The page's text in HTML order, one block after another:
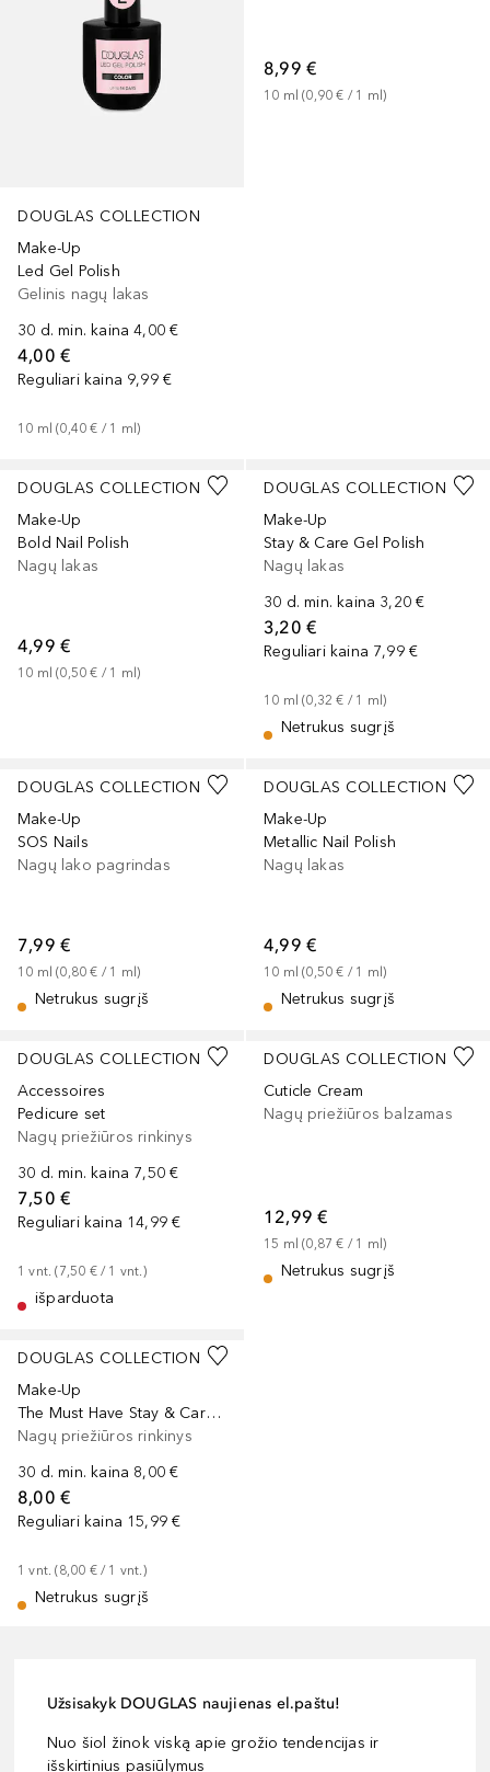
DOUGLAS COLLECTION
Make-Up
Led Gel Polish
Gelinis nagų lakas
30 d. min. kaina 4,00 €
4,00 €
Reguliari kaina 9,99 €
10 ml (0,40 € / 1 ml)
8,99 €
10 ml (0,90 € / 1 ml)
DOUGLAS COLLECTION
Make-Up
Bold Nail Polish
Nagų lakas
4,99 €
10 ml (0,50 € / 1 ml)
DOUGLAS COLLECTION
Make-Up
Stay & Care Gel Polish
Nagų lakas
30 d. min. kaina 3,20 €
3,20 €
Reguliari kaina 7,99 €
10 ml (0,32 € / 1 ml)
Netrukus sugrįš
DOUGLAS COLLECTION
Make-Up
SOS Nails
Nagų lako pagrindas
7,99 €
10 ml (0,80 € / 1 ml)
Netrukus sugrįš
DOUGLAS COLLECTION
Make-Up
Metallic Nail Polish
Nagų lakas
4,99 €
10 ml (0,50 € / 1 ml)
Netrukus sugrįš
DOUGLAS COLLECTION
Accessoires
Pedicure set
Nagų priežiūros rinkinys
30 d. min. kaina 7,50 €
7,50 €
Reguliari kaina 14,99 €
1 vnt. (7,50 € / 1 vnt. )
išparduota
DOUGLAS COLLECTION
Cuticle Cream
Nagų priežiūros balzamas
12,99 €
15 ml (0,87 € / 1 ml)
Netrukus sugrįš
DOUGLAS COLLECTION
Make-Up
The Must Have Stay & Care Set
Nagų priežiūros rinkinys
30 d. min. kaina 8,00 €
8,00 €
Reguliari kaina 15,99 €
1 vnt. (8,00 € / 1 vnt. )
Netrukus sugrįš
Užsisakyk DOUGLAS naujienas el.paštu!
Nuo šiol žinok viską apie grožio tendencijas ir
išskirtinius pasiūlymus